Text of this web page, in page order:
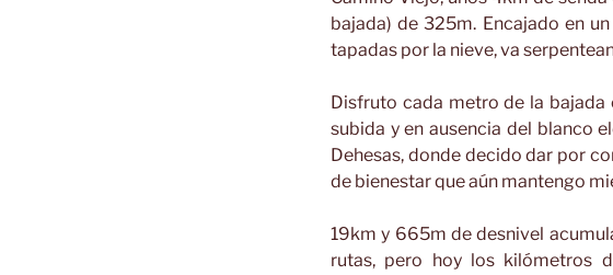
bajada) de 325m. Encajado en
tapadas por la nieve, va
Disfruto cada metro de la
subida y en ausencia del blanco
Dehesas, donde decido dar por
de bienestar que aún mantengo
19km y 665m de desnivel
rutas, pero hoy los kilómetros